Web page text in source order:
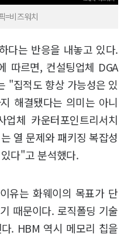
=비즈워치
다는 반응을 내놓고 있다.
따르면, 컨설팅업체 DGA
"집적도 향상 가능성은 있
해결됐다는 의미는 아니
체 카운터포인트리서치
열 문제와 패키징 복잡성
다"고 분석했다.
유는 화웨이의 목표가 단
때문이다. 로직폴딩 기술
. HBM 역시 메모리 칩을